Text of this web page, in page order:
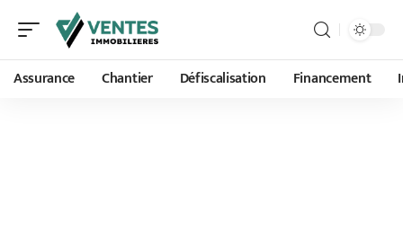
Assurance Chantier Défiscalisation Financement